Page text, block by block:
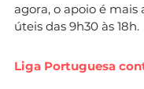
agora, o apoio é mais
úteis das 9h30 às 18h.
Liga Portuguesa